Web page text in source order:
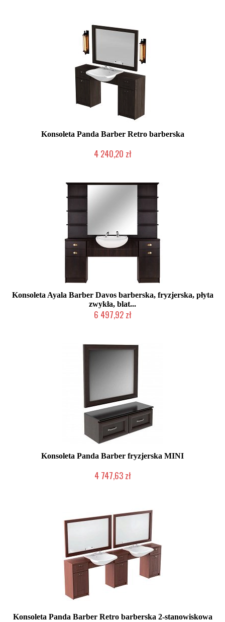
Konsoleta Panda Barber Retro barberska
4 240,20 zł
Konsoleta Ayala Barber Davos barberska, fryzjerska, płyta
zwykła, blat...
6 497,92 zł
Konsoleta Panda Barber fryzjerska MINI
4 747,63 zł
Konsoleta Panda Barber Retro barberska 2-stanowiskowa